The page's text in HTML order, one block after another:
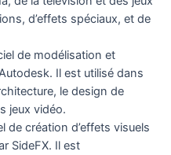
d’effets spéciaux, et de
de modélisation et
Il est utilisé dans
le design de
jeux vidéo.
de création d’effets visuels
SideFX. Il est